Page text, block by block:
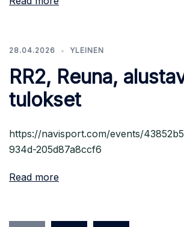
28.04.2026 YLEINEN
RR2, Reuna,
tulokset
https://navisport.com/events/
934d-205d87a8ccf6
Read more